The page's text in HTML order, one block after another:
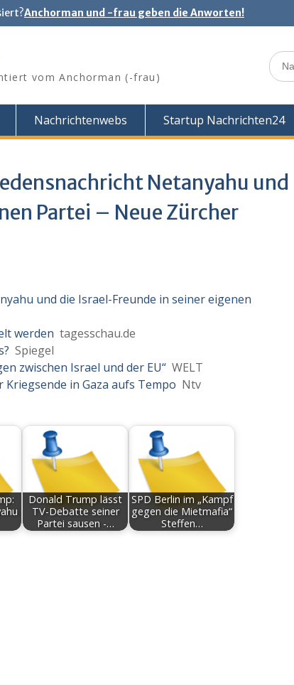
Anchorman und -frau geben die Anworten!
vom Anchorman (-frau)
Search
for:
Nachrichtenwebs Startup Nachrichten24
Netanyahu und
Partei – Neue Zürcher
und die Israel-Freunde in seiner eigenen
werden tagesschau.de
Spiegel
zwischen Israel und der EU“ WELT
in Gaza aufs Tempo Ntv
Donald Trump lässt
TV-Debatte seiner
Partei sausen -…
SPD Berlin im „Kampf
gegen die Mietmafia“
Steffen…